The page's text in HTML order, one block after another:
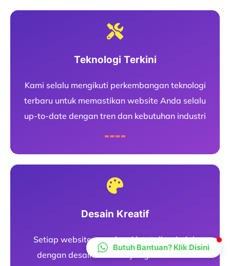
Teknologi Terkini
Kami selalu mengikuti perkembangan teknologi
terbaru untuk memastikan website Anda selalu
up-to-date dengan tren dan kebutuhan industri
Desain Kreatif
Setiap website yang kami buat diperindah
dengan desain kekinian yang kreatif dan
Online
Butuh Bantuan? Klik Disini